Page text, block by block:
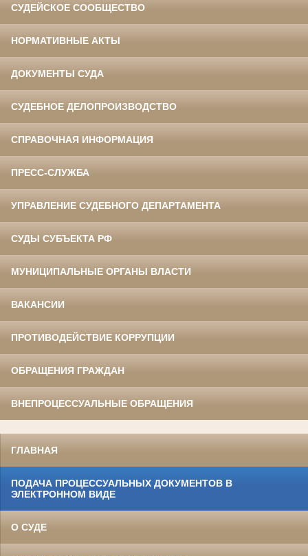
СУДЕЙСКОЕ СООБЩЕСТВО
НОРМАТИВНЫЕ АКТЫ
ДОКУМЕНТЫ СУДА
СУДЕБНОЕ ДЕЛОПРОИЗВОДСТВО
СПРАВОЧНАЯ ИНФОРМАЦИЯ
ПРЕСС-СЛУЖБА
УПРАВЛЕНИЕ СУДЕБНОГО ДЕПАРТАМЕНТА
СУДЫ СУБЪЕКТА РФ
МУНИЦИПАЛЬНЫЕ ОРГАНЫ ВЛАСТИ
ВАКАНСИИ
ПРОТИВОДЕЙСТВИЕ КОРРУПЦИИ
ОБРАЩЕНИЯ ГРАЖДАН
ВНЕПРОЦЕССУАЛЬНЫЕ ОБРАЩЕНИЯ
ГЛАВНАЯ
ПОДАЧА ПРОЦЕССУАЛЬНЫХ ДОКУМЕНТОВ В
ЭЛЕКТРОННОМ ВИДЕ
О СУДЕ